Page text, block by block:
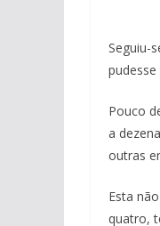
Seguiu-
Pouco
a
outras
Esta
quatro,